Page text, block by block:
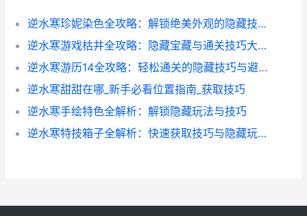
逆水寒珍妮染色全攻略：解锁绝美外观的隐藏技巧
逆水寒游戏枯井全攻略：隐藏宝藏与通关技巧大揭秘
逆水寒游历14全攻略：轻松通关的隐藏技巧与避坑指南
逆水寒甜甜在哪_新手必看位置指南_获取技巧
逆水寒手绘特色全解析：解锁隐藏玩法与技巧
逆水寒特技箱子全解析：快速获取技巧与隐藏玩法大揭秘